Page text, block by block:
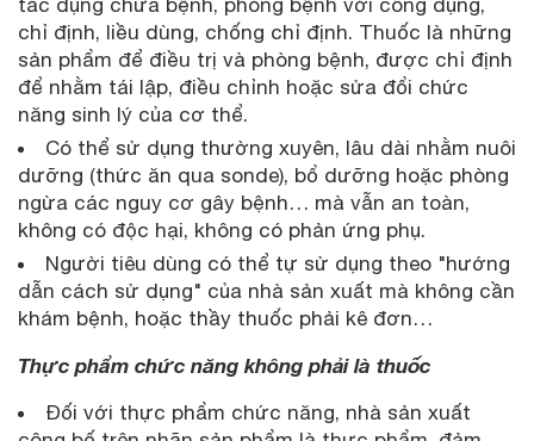
chỉ định, liều dùng, chống chỉ định. Thuốc là những
sản phẩm để điều trị và phòng bệnh, được chỉ định
để nhằm tái lập, điều chỉnh hoặc sửa đổi chức
năng sinh lý của cơ thể.
Có thể sử dụng thường xuyên, lâu dài nhằm nuôi
dưỡng (thức ăn qua sonde), bổ dưỡng hoặc phòng
ngừa các nguy cơ gây bệnh… mà vẫn an toàn,
không có độc hại, không có phản ứng phụ.
Người tiêu dùng có thể tự sử dụng theo "hướng
dẫn cách sử dụng" của nhà sản xuất mà không cần
khám bệnh, hoặc thầy thuốc phải kê đơn…
Thực phẩm chức năng không phải là thuốc
Đối với thực phẩm chức năng, nhà sản xuất